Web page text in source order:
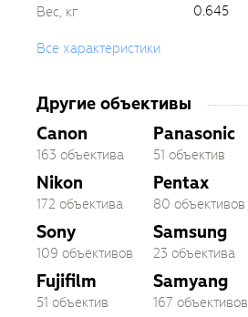
Вес, кг 0.645
Все характеристики
Другие объективы
Canon
163 объектива
Nikon
172 объектива
Sony
109 объективов
Fujifilm
51 объектив
Panasonic
51 объектив
Pentax
80 объективов
Samsung
23 объектива
Samyang
167 объективов